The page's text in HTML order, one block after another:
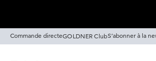
Commande directeGOLDNER ClubS’abonner à la